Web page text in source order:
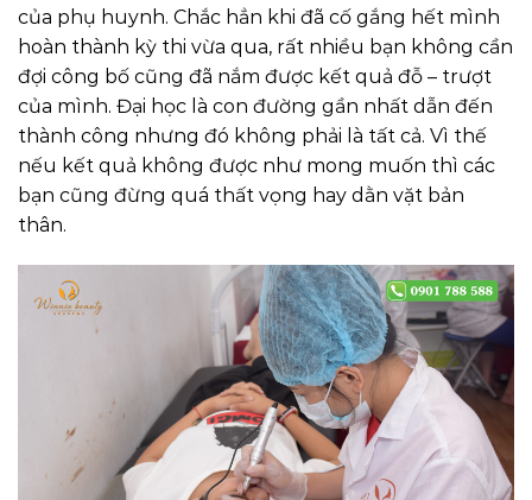
của phụ huynh. Chắc hẳn khi đã cố gắng hết mình
hoàn thành kỳ thi vừa qua, rất nhiều bạn không cần
đợi công bố cũng đã nắm được kết quả đỗ – trượt
của mình. Đại học là con đường gần nhất dẫn đến
thành công nhưng đó không phải là tất cả. Vì thế
nếu kết quả không được như mong muốn thì các
bạn cũng đừng quá thất vọng hay dằn vặt bản
thân.